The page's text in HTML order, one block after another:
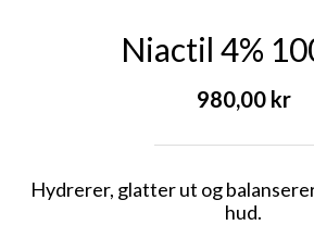
Niactil 4%
980,00 kr
Hydrerer, glatter ut og
hud.